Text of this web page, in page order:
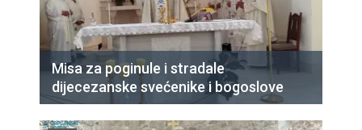
Misa za poginule i stradale
dijecezanske svećenike i bogoslove